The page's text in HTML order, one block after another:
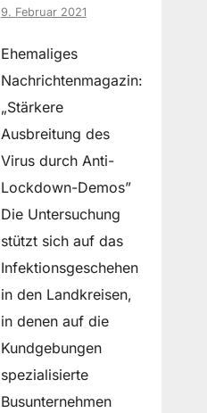
9. Februar 2021
Ehemaliges
Nachrichtenmagazin:
„Stärkere
Ausbreitung des
Virus durch Anti-
Lockdown-Demos”
Die Untersuchung
stützt sich auf das
Infektionsgeschehen
in den Landkreisen,
in denen auf die
Kundgebungen
spezialisierte
Busunternehmen